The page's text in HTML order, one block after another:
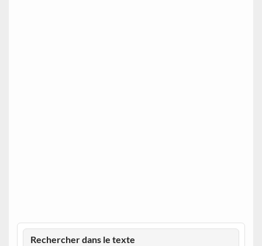
Rechercher dans le texte